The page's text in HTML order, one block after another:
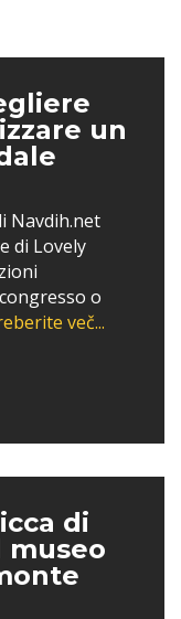
un
Navdih.net
di Lovely
o
več...
di
museo